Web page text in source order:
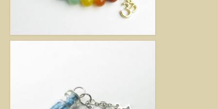
Garantáltan örömöt szerezhet velük szeretteinek.
Egyedi kőbefoglalás rendelésre